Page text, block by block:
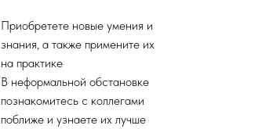
Приобретете новые умения и
знания, а также примените их
на практике
В неформальной обстановке
познакомитесь с коллегами
поближе и узнаете их лучше